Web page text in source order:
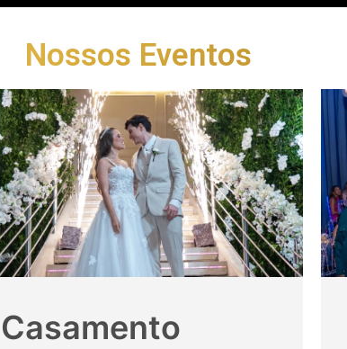
Nossos Eventos
Casamento